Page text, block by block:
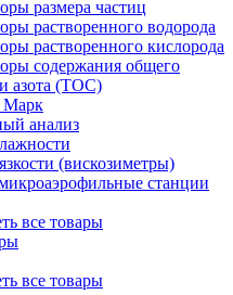
размера частиц
растворенного водорода
растворенного кислорода
содержания общего
азота (ТОС)
Марк
анализ
(вискозиметры)
станции
все товары
все товары